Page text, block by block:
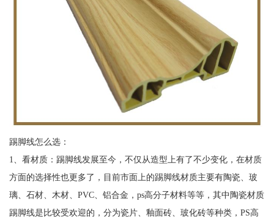
踢脚线怎么选：
1、看材质：踢脚线发展至今，不仅从造型上有了不少变化，在材质
方面的选择性也更多了，目前市面上的踢脚线材质主要有陶瓷、玻
璃、石材、木材、PVC、铝合金，ps高分子材料等等，其中陶瓷材质
踢脚线是比较受欢迎的，分为瓷片、釉面砖、玻化砖等种类，PS高